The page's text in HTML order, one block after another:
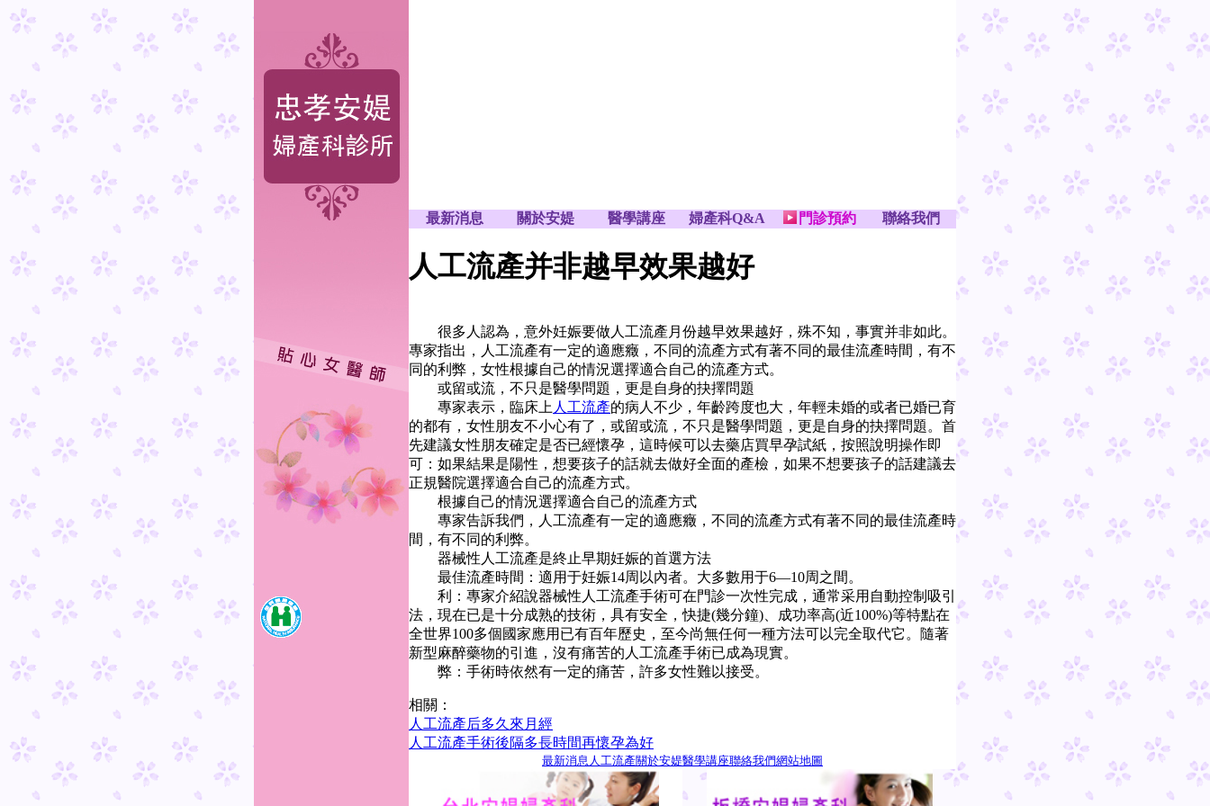
最新消息 關於安媞 醫學講座 婦產科Q&A 門診預約 聯絡我們
人工流產并非越早效果越好
很多人認為，意外妊娠要做人工流產月份越早效果越好，殊不知，事實并非如此。
專家指出，人工流產有一定的適應癥，不同的流產方式有著不同的最佳流產時間，有不
同的利弊，女性根據自己的情況選擇適合自己的流產方式。
或留或流，不只是醫學問題，更是自身的抉擇問題
專家表示，臨床上 人工流產的病人不少，年齡跨度也大，年輕未婚的或者已婚已育
的都有，女性朋友不小心有了，或留或流，不只是醫學問題，更是自身的抉擇問題。首
先建議女性朋友確定是否已經懷孕，這時候可以去藥店買早孕試紙，按照說明操作即
可：如果結果是陽性，想要孩子的話就去做好全面的產檢，如果不想要孩子的話建議去
正規醫院選擇適合自己的流產方式。
根據自己的情況選擇適合自己的流產方式
專家告訴我們，人工流產有一定的適應癥，不同的流產方式有著不同的最佳流產時
間，有不同的利弊。
器械性人工流產是終止早期妊娠的首選方法
最佳流產時間：適用于妊娠14周以內者。大多數用于6—10周之間。
利：專家介紹說器械性人工流產手術可在門診一次性完成，通常采用自動控制吸引
法，現在已是十分成熟的技術，具有安全，快捷(幾分鐘)、成功率高(近100%)等特點在
全世界100多個國家應用已有百年歷史，至今尚無任何一種方法可以完全取代它。隨著
新型麻醉藥物的引進，沒有痛苦的人工流產手術已成為現實。
弊：手術時依然有一定的痛苦，許多女性難以接受。
相關：
人工流產后多久來月經
人工流產手術後隔多長時間再懷孕為好
最新消息 人工流產關於安媞醫學講座聯絡我們網站地圖